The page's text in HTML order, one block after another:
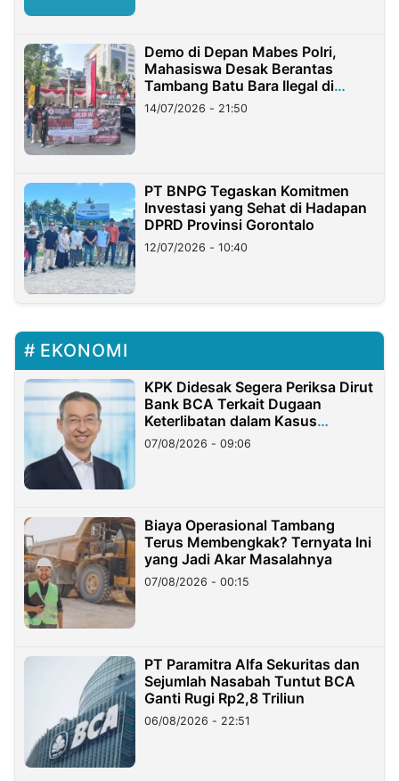
Demo di Depan Mabes Polri,
Mahasiswa Desak Berantas
Tambang Batu Bara Ilegal di
Lampung
14/07/2026 - 21:50
PT BNPG Tegaskan Komitmen
Investasi yang Sehat di Hadapan
DPRD Provinsi Gorontalo
12/07/2026 - 10:40
EKONOMI
KPK Didesak Segera Periksa Dirut
Bank BCA Terkait Dugaan
Keterlibatan dalam Kasus
Hilangnya Dana Nasabah Rp2,58
Miliar
07/08/2026 - 09:06
Biaya Operasional Tambang
Terus Membengkak? Ternyata Ini
yang Jadi Akar Masalahnya
07/08/2026 - 00:15
PT Paramitra Alfa Sekuritas dan
Sejumlah Nasabah Tuntut BCA
Ganti Rugi Rp2,8 Triliun
06/08/2026 - 22:51